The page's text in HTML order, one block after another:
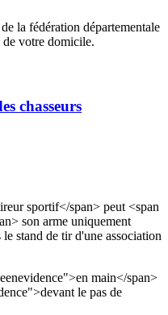
la fédération départementale
de votre domicile.
chasseurs
sportif</span> peut <span
son arme uniquement
stand de tir d'une association
main</span>
le pas de